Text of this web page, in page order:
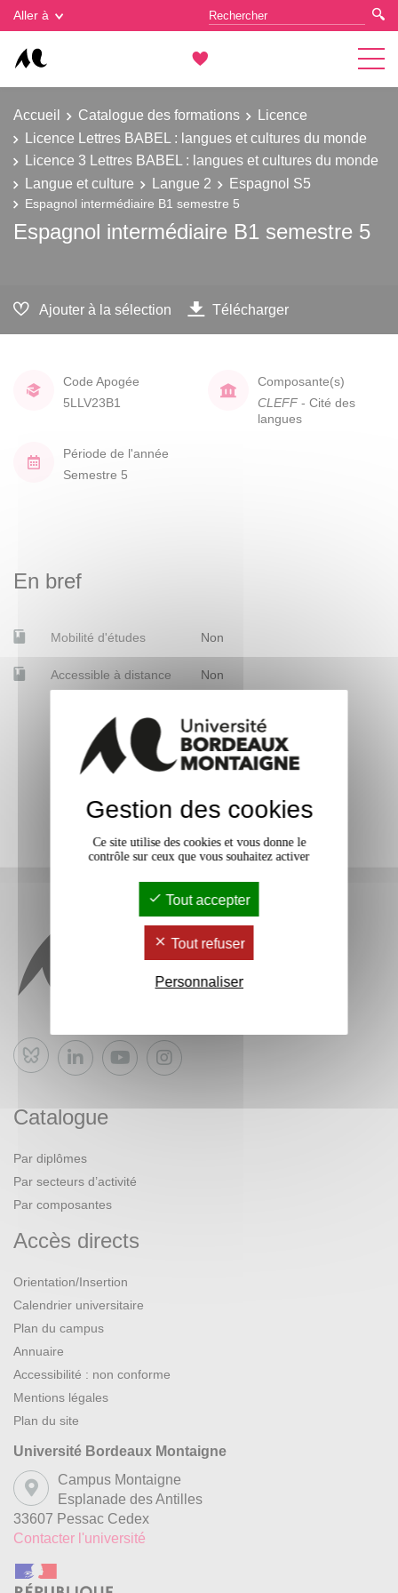
Aller à
Accueil Catalogue des formations
Licence
Licence Lettres BABEL : langues et cultures du monde
Licence 3 Lettres BABEL : langues et cultures du monde
Langue et culture
Langue 2 Espagnol S5
Espagnol intermédiaire B1 semestre 5
Espagnol intermédiaire B1 semestre 5
Ajouter à la sélection Télécharger
Code Apogée
5LLV23B1
Composante(s)
CLEFF - Cité des
langues
Période de l'année
Semestre 5
En bref
Mobilité d'études Non
Accessible à distance Non
Bluesky
Catalogue
Par diplômes
Par secteurs d’activité
Par composantes
Accès directs
Orientation/Insertion
Calendrier universitaire
Plan du campus
Annuaire
Accessibilité : non conforme
Mentions légales
Plan du site
Université Bordeaux Montaigne
Campus Montaigne
Esplanade des Antilles
33607 Pessac Cedex
Contacter l'université
Gestion des cookies
Gestion des cookies
Ce site utilise des cookies et vous donne le
contrôle sur ceux que vous souhaitez activer
Tout accepter
Tout refuser
Personnaliser